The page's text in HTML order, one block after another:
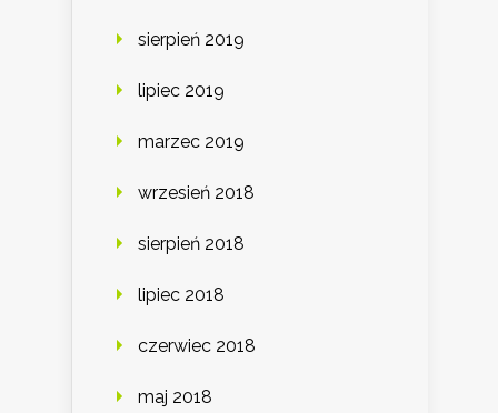
sierpień 2019
lipiec 2019
marzec 2019
wrzesień 2018
sierpień 2018
lipiec 2018
czerwiec 2018
maj 2018